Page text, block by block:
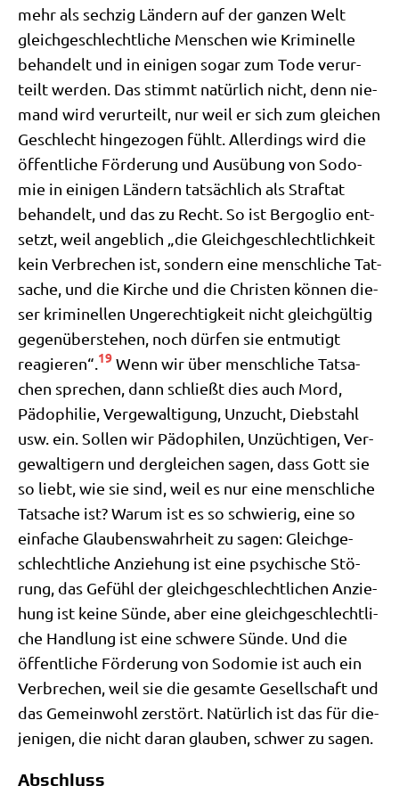
mehr als sech­zig Län­dern auf der gan­zen Welt
gleich­ge­schlecht­li­che Men­schen wie Kri­mi­nel­le
behan­delt und in eini­gen sogar zum Tode ver­ur­
teilt wer­den. Das stimmt natür­lich nicht, denn nie­
mand wird ver­ur­teilt, nur weil er sich zum glei­chen
Geschlecht hin­ge­zo­gen fühlt. Aller­dings wird die
öffent­li­che För­de­rung und Aus­übung von Sodo­
mie in eini­gen Län­dern tat­säch­lich als Straf­tat
behan­delt, und das zu Recht. So ist Berg­o­glio ent­
setzt, weil angeb­lich „die Gleich­ge­schlecht­lich­keit
kein Ver­bre­chen ist, son­dern eine mensch­li­che Tat­
sa­che, und die Kir­che und die Chri­sten kön­nen die­
ser kri­mi­nel­len Unge­rech­tig­keit nicht gleich­gül­tig
gegen­über­ste­hen, noch dür­fen sie ent­mu­tigt
reagie­ren“.19 Wenn wir über mensch­li­che Tat­sa­
chen spre­chen, dann schließt dies auch Mord,
Pädo­phi­lie, Ver­ge­wal­ti­gung, Unzucht, Dieb­stahl
usw. ein. Sol­len wir Pädo­phi­len, Unzüch­ti­gen, Ver­
ge­wal­ti­gern und der­glei­chen sagen, dass Gott sie
so liebt, wie sie sind, weil es nur eine mensch­li­che
Tat­sa­che ist? War­um ist es so schwie­rig, eine so
ein­fa­che Glau­bens­wahr­heit zu sagen: Gleich­ge­
schlecht­li­che Anzie­hung ist eine psy­chi­sche Stö­
rung, das Gefühl der gleich­ge­schlecht­li­chen Anzie­
hung ist kei­ne Sün­de, aber eine gleich­ge­schlecht­li­
che Hand­lung ist eine schwe­re Sün­de. Und die
öffent­li­che För­de­rung von Sodo­mie ist auch ein
Ver­bre­chen, weil sie die gesam­te Gesell­schaft und
das Gemein­wohl zer­stört. Natür­lich ist das für die­
je­ni­gen, die nicht dar­an glau­ben, schwer zu sagen.
Abschluss